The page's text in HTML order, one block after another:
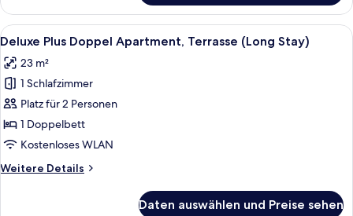
Plus
Doppel
Apartment,
(Long
Stay)
Alle
Fotos
für
Deluxe
Plus
Doppel
Apartment,
(Long
Deluxe Plus Doppel Apartment,
11
Deluxe Plus Doppel Apartment, Terrasse (Long Stay)
23 m²
1 Schlafzimmer
Platz für 2 Personen
1 Doppelbett
Kostenloses WLAN
Weitere Details
Weitere
Daten auswählen und Preise sehen